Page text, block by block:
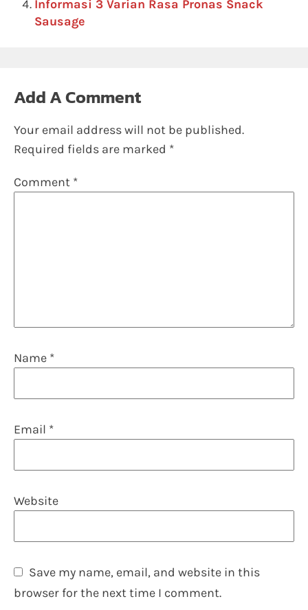
Informasi 3 Varian Rasa Pronas Snack
Sausage
Add A Comment
Your email address will not be published.
Required fields are marked *
Comment *
Name *
Email *
Website
Save my name, email, and website in this
browser for the next time I comment.